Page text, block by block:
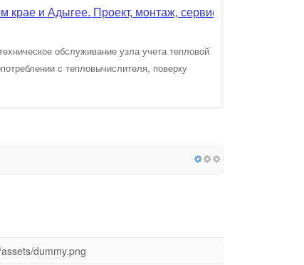
крае и Адыгее. Проект, монтаж, сервис, поверка.
обслуживание узла учета тепловой
с тепловычислителя, поверку
dummy.png